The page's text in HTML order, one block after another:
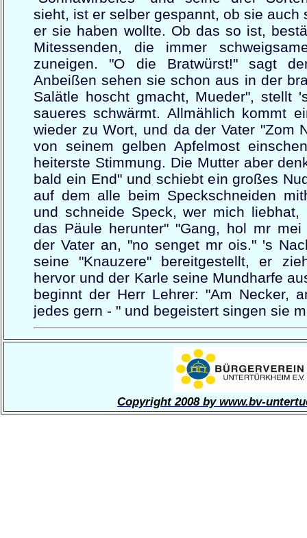
sieht, ist er selber gespannt, ob sie auch
er sie haben wollte. Ob das so ist,
Mitessenden, die immer
zuneigen. "O die Bratwürst!" sagt
Anbeißen sehen sie schon aus in der
Salätle hoscht gmacht, Mueder", stellt
saueres schwärmt. Allmählich kommt
wieder zu Wort, und da der Vater "Zom
von seinem gelben Apfelmost
heiterste Stimmung. Die Mutter aber
bald ein End" und schiebt ein großes
auf dem alle beim Speckschneiden
und schneide Speck, wer mich
das Päule herunter" "Gang, hol mr
der Vater an, "no senget mr ois." 's
seine "Knauzere" bereitgestellt, er
hervor und der Karle seine Mundharfe
beginnt der Herr Lehrer: "Am Necker,
jedes gern - " und begeistert singen sie
Copyright 2008 by www.bv-